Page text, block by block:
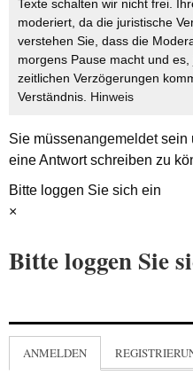
Texte schalten wir nicht frei.
moderiert, da die juristische
verstehen Sie, dass die
morgens Pause macht und
zeitlichen Verzögerungen
Verständnis. Hinweis
Sie müssenangemeldetsein
eine Antwort schreiben zu
Bitte loggen Sie sich ein
×
Bitte loggen Sie
ANMELDEN